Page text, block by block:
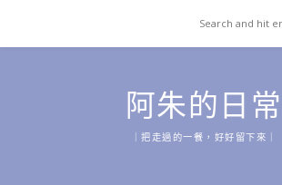
content
阿朱的日常
｜把走過的一餐，好好留下來｜